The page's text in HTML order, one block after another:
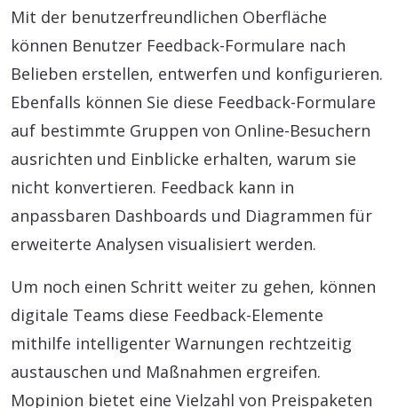
Mit der benutzerfreundlichen Oberfläche
können Benutzer Feedback-Formulare nach
Belieben erstellen, entwerfen und konfigurieren.
Ebenfalls können Sie diese Feedback-Formulare
auf bestimmte Gruppen von Online-Besuchern
ausrichten und Einblicke erhalten, warum sie
nicht konvertieren. Feedback kann in
anpassbaren Dashboards und Diagrammen für
erweiterte Analysen visualisiert werden.
Um noch einen Schritt weiter zu gehen, können
digitale Teams diese Feedback-Elemente
mithilfe intelligenter Warnungen rechtzeitig
austauschen und Maßnahmen ergreifen.
Mopinion bietet eine Vielzahl von Preispaketen